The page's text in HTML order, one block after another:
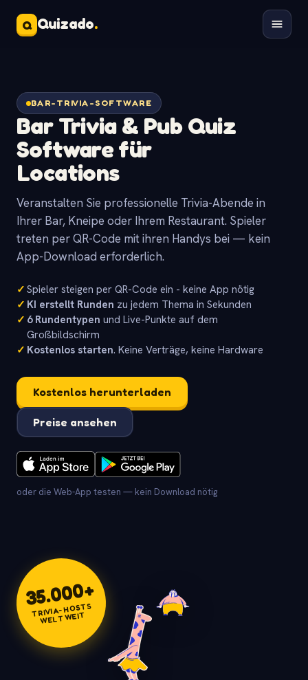
Q Quizado.
BAR-TRIVIA-SOFTWARE
Bar Trivia & Pub Quiz
Software für
Locations
Veranstalten Sie professionelle Trivia-Abende in
Ihrer Bar, Kneipe oder Ihrem Restaurant. Spieler
treten per QR-Code mit ihren Handys bei — kein
App-Download erforderlich.
✓ Spieler steigen per QR-Code ein - keine App nötig
✓ KI erstellt Runden zu jedem Thema in Sekunden
✓ 6 Rundentypen und Live-Punkte auf dem
Großbildschirm
✓ Kostenlos starten. Keine Verträge, keine Hardware
Kostenlos herunterladen
Preise ansehen
oder die Web-App testen — kein Download nötig
35.000+
TRIVIA-HOSTS
WELTWEIT